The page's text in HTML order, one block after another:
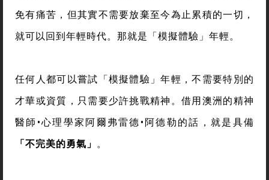
免有痛苦，但其實不需要放棄至今為止累積的一切，
就可以回到年輕時代。那就是「模擬體驗」年輕。
任何人都可以嘗試「模擬體驗」年輕，不需要特別的
才華或資質，只需要少許挑戰精神。借用澳洲的精神
醫師•心理學家阿爾弗雷德•阿德勒的話，就是具備
「不完美的勇氣」 。